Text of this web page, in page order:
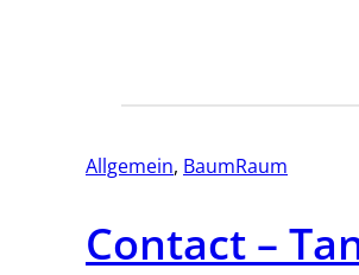
Allgemein, BaumRaum
Contact –